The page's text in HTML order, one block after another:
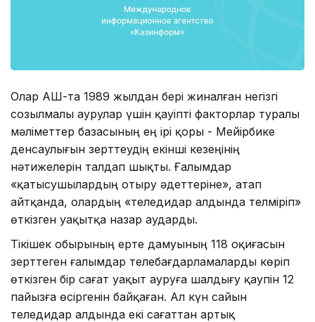
Олар АҚШ-та 1989 жылдан бері жиналған негізгі
созылмалы аурулар үшін қауіпті факторлар туралы
мәліметтер базасының ең ірі қоры - Мейірбике
денсаулығын зерттеудің екінші кезеңінің
нәтижелерін талдап шықты. Ғалымдар
«қатысушылардың отыру әдеттеріне», атап
айтқанда, олардың «теледидар алдында телміріп»
өткізген уақытқа назар аударды.
Тікішек обырының ерте дамуының 118 оқиғасын
зерттеген ғалымдар телебағдарламаларды көріп
өткізген бір сағат уақыт ауруға шалдығу қаупін 12
пайызға өсіргенін байқаған. Ал күн сайын
теледидар алдында екі сағаттан артық